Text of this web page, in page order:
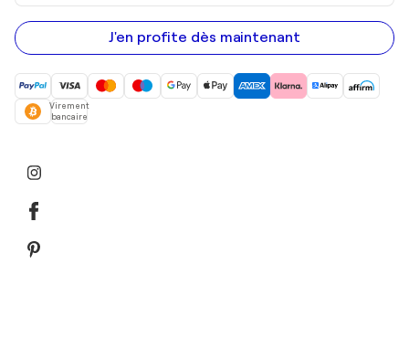
adresse
e-
mail
J'en profite dès maintenant
Virement
bancaire